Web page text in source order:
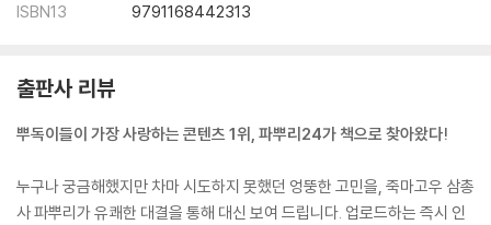
ISBN13 9791168442313
출판사 리뷰
뿌독이들이 가장 사랑하는 콘텐츠 1위, 파뿌리24가 책으로 찾아왔다!
누구나 궁금해했지만 차마 시도하지 못했던 엉뚱한 고민을, 죽마고우 삼총
사 파뿌리가 유쾌한 대결을 통해 대신 보여 드립니다. 업로드하는 즉시 인